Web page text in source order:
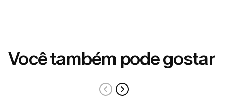
Você também pode gostar